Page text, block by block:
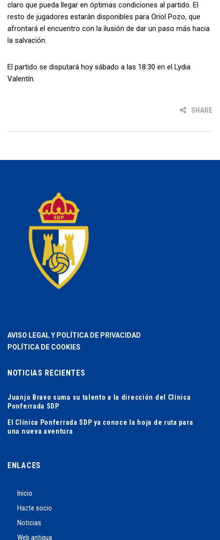
claro que pueda llegar en óptimas condiciones al partido. El
resto de jugadores estarán disponibles para Oriol Pozo, que
afrontará el encuentro con la ilusión de dar un paso más hacia
la salvación.
El partido se disputará hoy sábado a las 18:30 en el Lydia
Valentín.
SHARE
AVISO LEGAL Y POLÍTICA DE PRIVACIDAD
POLÍTICA DE COOKIES
NOTICIAS RECIENTES
Juanjo Bravo suma su talento a la dirección del Clínica
Ponferrada SDP
El Clínica Ponferrada SDP ya conoce la hoja de ruta para
una nueva aventura
ENLACES
Inicio
Hazte socio
Noticias
Web antigua